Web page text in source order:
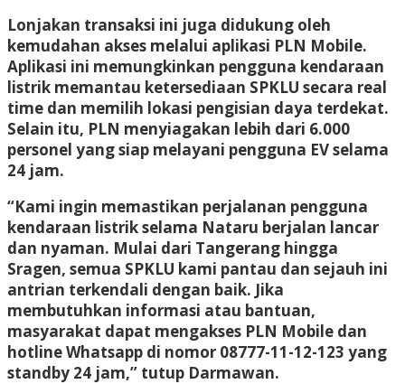
Lonjakan transaksi ini juga didukung oleh
kemudahan akses melalui aplikasi PLN Mobile.
Aplikasi ini memungkinkan pengguna kendaraan
listrik memantau ketersediaan SPKLU secara real
time dan memilih lokasi pengisian daya terdekat.
Selain itu, PLN menyiagakan lebih dari 6.000
personel yang siap melayani pengguna EV selama
24 jam.
“Kami ingin memastikan perjalanan pengguna
kendaraan listrik selama Nataru berjalan lancar
dan nyaman. Mulai dari Tangerang hingga
Sragen, semua SPKLU kami pantau dan sejauh ini
antrian terkendali dengan baik. Jika
membutuhkan informasi atau bantuan,
masyarakat dapat mengakses PLN Mobile dan
hotline Whatsapp di nomor 08777-11-12-123 yang
standby 24 jam,” tutup Darmawan.